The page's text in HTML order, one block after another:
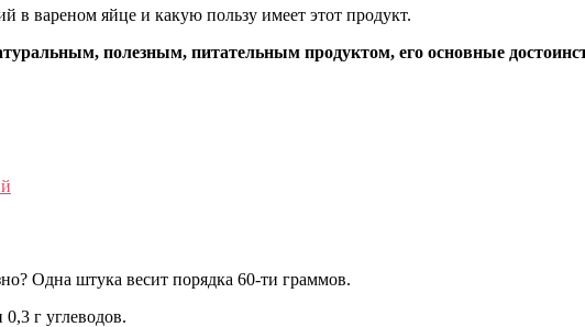
в вареном яйце и какую пользу имеет этот продукт.
полезным, питательным продуктом, его основные
Одна штука весит порядка 60-ти граммов.
г углеводов.